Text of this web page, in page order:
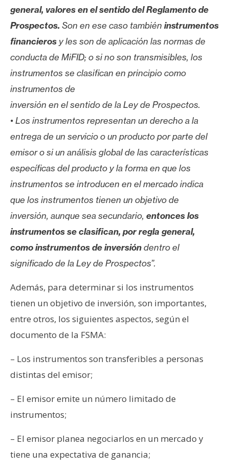
general, valores en el sentido del Reglamento de
Prospectos. Son en ese caso también instrumentos
financieros y les son de aplicación las normas de
conducta de MiFID; o si no son transmisibles, los
instrumentos se clasifican en principio como
instrumentos de
inversión en el sentido de la Ley de Prospectos.
• Los instrumentos representan un derecho a la
entrega de un servicio o un producto por parte del
emisor o si un análisis global de las características
específicas del producto y la forma en que los
instrumentos se introducen en el mercado indica
que los instrumentos tienen un objetivo de
inversión, aunque sea secundario, entonces los
instrumentos se clasifican, por regla general,
como instrumentos de inversióndentro el
significado de la Ley de Prospectos”.
Además, para determinar si los instrumentos
tienen un objetivo de inversión, son importantes,
entre otros, los siguientes aspectos, según el
documento de la FSMA:
– Los instrumentos son transferibles a personas
distintas del emisor;
– El emisor emite un número limitado de
instrumentos;
– El emisor planea negociarlos en un mercado y
tiene una expectativa de ganancia;